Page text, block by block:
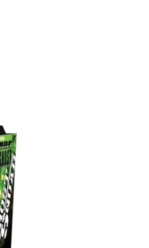
et autres
vous
de cette